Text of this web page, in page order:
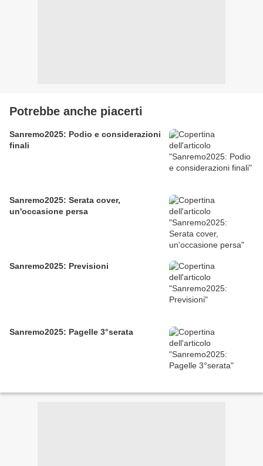
Potrebbe anche piacerti
Sanremo2025: Podio e considerazioni
finali
Sanremo2025: Serata cover,
un'occasione persa
Sanremo2025: Previsioni
Sanremo2025: Pagelle 3°serata